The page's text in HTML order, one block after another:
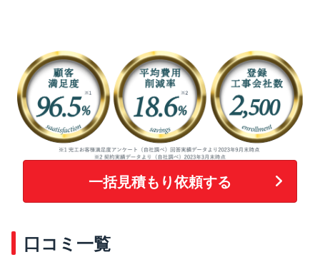
一括見積もり依頼する
口コミ一覧